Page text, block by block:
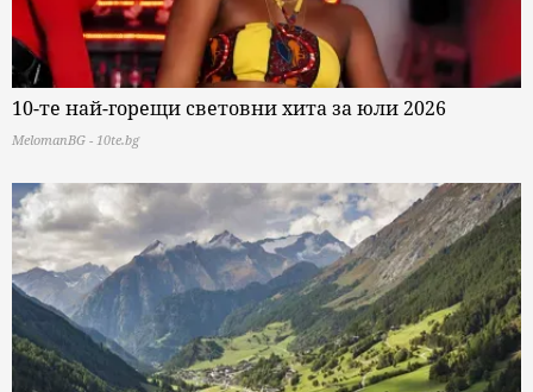
10-те най-горещи световни хита за юли 2026
MelomanBG - 10te.bg